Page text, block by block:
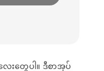
တွေပါ။ ဒီစာအုပ်